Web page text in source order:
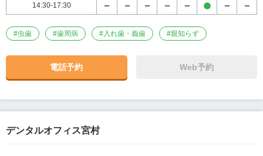
14:30-17:30
#虫歯 #歯周病 #入れ歯・義歯 #親知らず
電話予約 Web予約
デンタルオフィス宮村